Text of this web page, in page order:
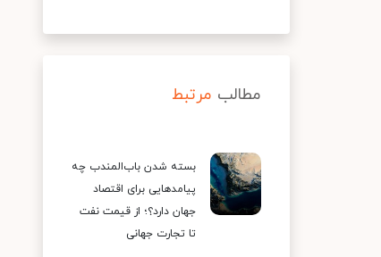
مطالب مرتبط
بسته شدن باب‌المندب چه
پیامدهایی برای اقتصاد
جهان دارد؟؛ از قیمت نفت
تا تجارت جهانی